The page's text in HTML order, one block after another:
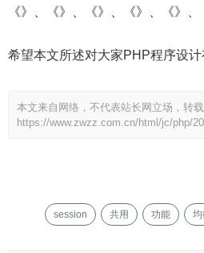
《》、《》、《》、《》、《》、
希望本文所述对大家PHP程序设计
本文来自网络，不代表站长网立场，转载
https://www.zwzz.com.cn/html/jc/php/
session 共用 功能